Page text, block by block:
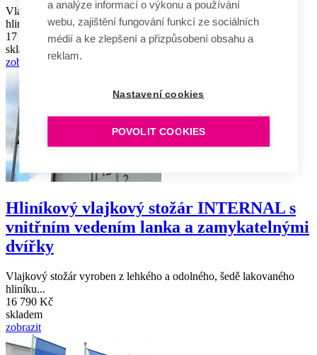
Vlajkový stožár vyroben z lehkého a odolného, šedě lakovaného
hliníku...
17 690 Kč
skladem
zobrazit
Hliníkový vlajkový stožár INTERNAL s
vnitřním vedením lanka a zamykatelnými
dvířky
Vlajkový stožár vyroben z lehkého a odolného, šedě lakovaného
hliníku...
16 790 Kč
skladem
zobrazit
a analýze informací o výkonu a používání
webu, zajištění fungování funkcí ze sociálních
médií a ke zlepšení a přizpůsobení obsahu a
reklam.
Nastavení cookies
POVOLIT COOKIES